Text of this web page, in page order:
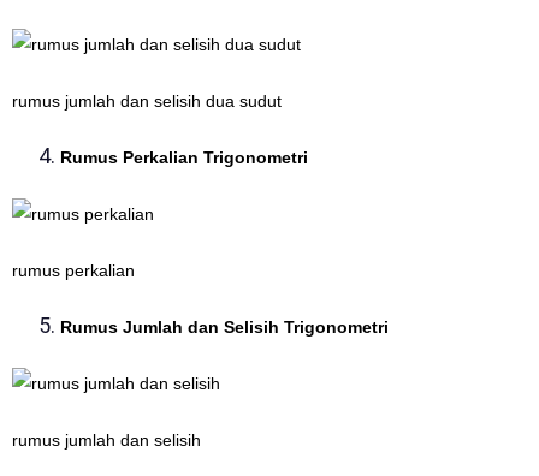
rumus jumlah dan selisih dua sudut
Rumus Perkalian Trigonometri
rumus perkalian
Rumus Jumlah dan Selisih Trigonometri
rumus jumlah dan selisih